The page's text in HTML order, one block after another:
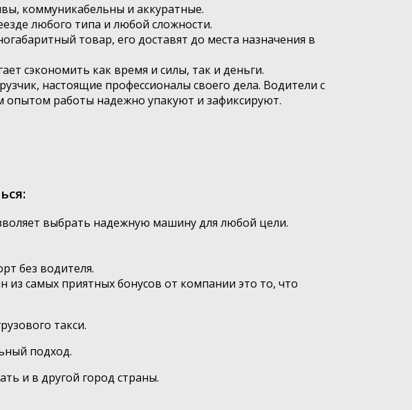
коммуникабельны и аккуратные.
любого типа и любой сложности.
товар, его доставят до места назначения в
сэкономить как время и силы, так и деньги.
настоящие профессионалы своего дела. Водители с
опытом работы надежно упакуют и зафиксируют.
выбрать надежную машину для любой цели.
без водителя.
самых приятных бонусов от компании это то, что
такси.
подход.
и в другой город страны.